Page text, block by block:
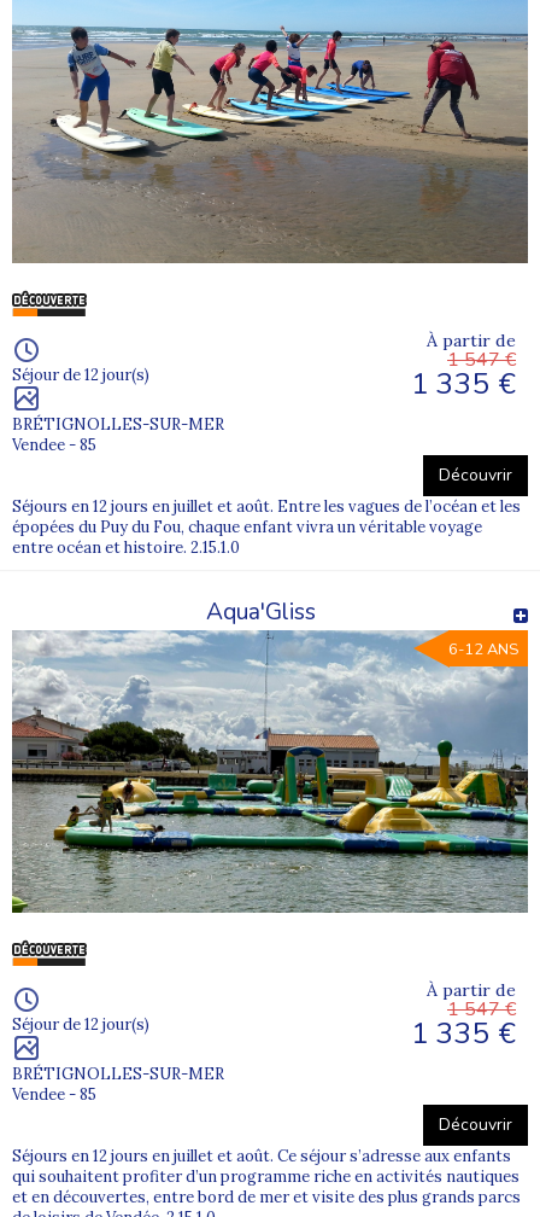
Séjour de 12 jour(s)
BRÉTIGNOLLES-SUR-MER
Vendee - 85
À partir de
1 547 €
1 335 €
Découvrir
Séjours en 12 jours en juillet et août. Entre les vagues de l’océan et les
épopées du Puy du Fou, chaque enfant vivra un véritable voyage
entre océan et histoire. 2.15.1.0
Aqua'Gliss
6-12 ANS
Séjour de 12 jour(s)
BRÉTIGNOLLES-SUR-MER
Vendee - 85
À partir de
1 547 €
1 335 €
Découvrir
Séjours en 12 jours en juillet et août. Ce séjour s’adresse aux enfants
qui souhaitent profiter d’un programme riche en activités nautiques
et en découvertes, entre bord de mer et visite des plus grands parcs